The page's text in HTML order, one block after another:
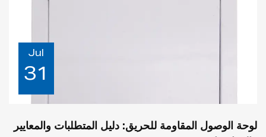
Jul
31
لوحة الوصول المقاومة للحريق: دليل المتطلبات والمعايير